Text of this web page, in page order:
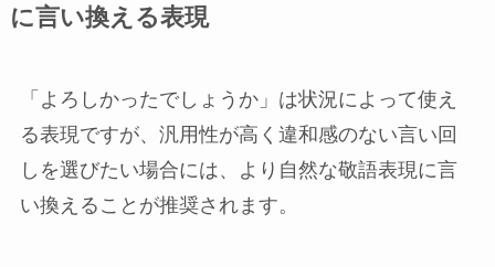
に言い換える表現
「よろしかったでしょうか」は状況によって使え
る表現ですが、汎用性が高く違和感のない言い回
しを選びたい場合には、より自然な敬語表現に言
い換えることが推奨されます。